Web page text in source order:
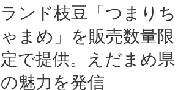
ランド枝豆「つまりち
ゃまめ」を販売数量限
定で提供。えだまめ県
の魅力を発信